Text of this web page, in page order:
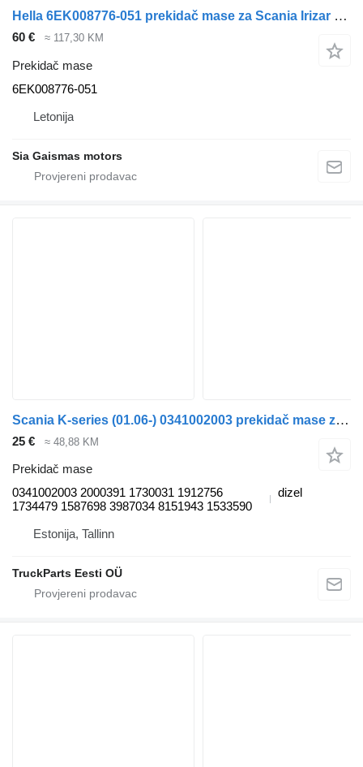
Hella 6EK008776-051 prekidač mase za Scania Irizar autobusa
60 € ≈ 117,30 KM
Prekidač mase
6EK008776-051
Letonija
Sia Gaismas motors
Scania K-series (01.06-) 0341002003 prekidač mase za Scania K,N,F-series bus (2006-) autobusa
25 € ≈ 48,88 KM
Prekidač mase
0341002003 2000391 1730031 1912756
1734479 1587698 3987034 8151943 1533590
dizel
Estonija, Tallinn
TruckParts Eesti OÜ